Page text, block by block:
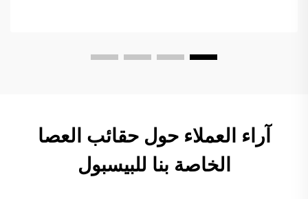
آراء العملاء حول حقائب العصا
الخاصة بنا للبيسبول